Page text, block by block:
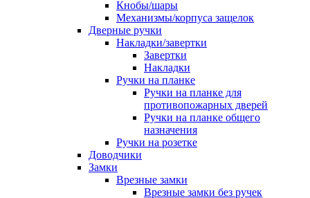
Кнобы/шары
Механизмы/корпуса защелок
Дверные ручки
Накладки/завертки
Завертки
Накладки
Ручки на планке
Ручки на планке для
противопожарных дверей
Ручки на планке общего
назначения
Ручки на розетке
Доводчики
Замки
Врезные замки
Врезные замки без ручек